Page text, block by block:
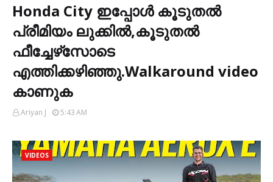
Honda City ഇപ്പോൾ കൂടുതൽ
പ്രീമിയം ലുക്കിൽ,കൂടുതൽ
ഫീച്ചേഴ്‌സോടെ
എത്തിക്കഴിഞ്ഞു.Walkaround video
കാണുക
Ariyan J 5:43 AM
VIDEOS